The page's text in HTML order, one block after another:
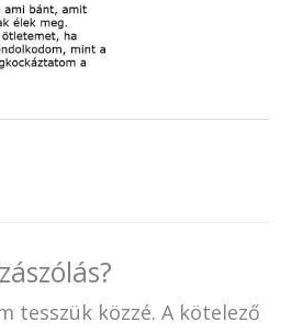
tesszük közzé. A kötelező